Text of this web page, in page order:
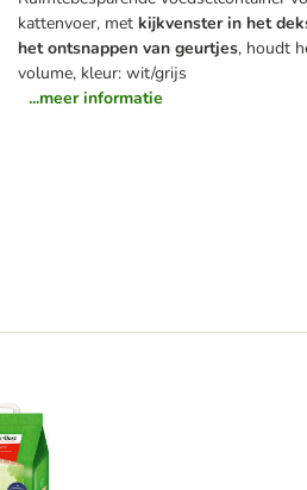
kattenvoer, met kijkvenster in het
het ontsnappen van geurtjes, houdt
volume, kleur: wit/grijs
...meer informatie
Kattenbakvulling